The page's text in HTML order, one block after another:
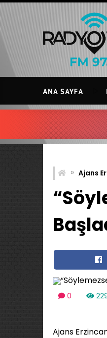
Skip
to
content
ANA SAYFA
» Ajans
0
Ajans